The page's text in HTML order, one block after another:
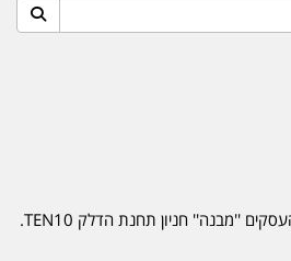
האילן 4 אור עקיבא - מתחם העסקים ''מבנה'' חניון תחנת הדלק TEN10.